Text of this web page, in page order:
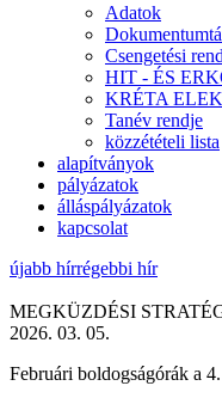
Adatok
Csengetési rend
HIT - ÉS
KRÉTA
Tanév rendje
közzétételi lista
alapítványok
pályázatok
álláspályázatok
kapcsolat
újabb hírrégebbi hír
MEGKÜZDÉSI
2026. 03. 05.
Februári boldogságórák a